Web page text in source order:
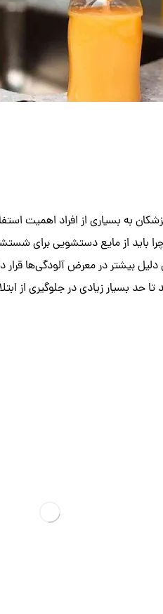
به بسیاری از افراد اهمیت
باید از مایع دستشویی برای
دلیل بیشتر در معرض آلودگی‌ها
بسیار زیادی در جلوگیری از